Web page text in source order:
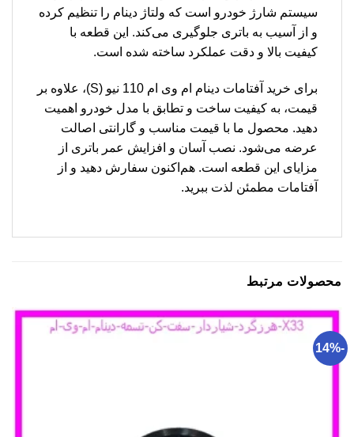
سیستم شارژ خودرو است که ولتاژ دینام را تنظیم کرده
و از آسیب به باتری جلوگیری می‌کند. این قطعه با
کیفیت بالا و دقت عملکرد ساخته شده است.
برای خرید آفتامات دینام ام وی ام 110 نیو (S)، علاوه بر
قیمت، به کیفیت ساخت و تطابق با مدل خودرو اهمیت
دهید. محصول ما با قیمت مناسب و گارانتی اصالت
عرضه می‌شود. نصب آسان و افزایش عمر باتری از
مزایای این قطعه است. هم‌اکنون سفارش دهید و از
آفتامات مطمئن لذت ببرید.
محصولات مرتبط
-14%